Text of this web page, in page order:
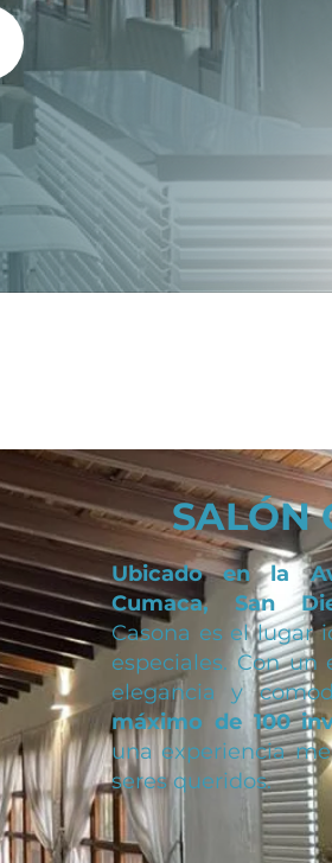
SALÓN
Ubicado en la
Cumaca, San
Casona es el lugar
especiales. Con
elegancia y
máximo de 100
una experiencia
seres queridos.